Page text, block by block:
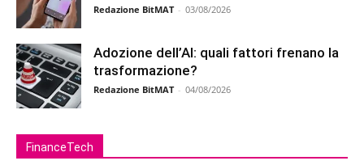
Redazione BitMAT - 03/08/2026
Adozione dell’AI: quali fattori frenano la
trasformazione?
Redazione BitMAT - 04/08/2026
FinanceTech